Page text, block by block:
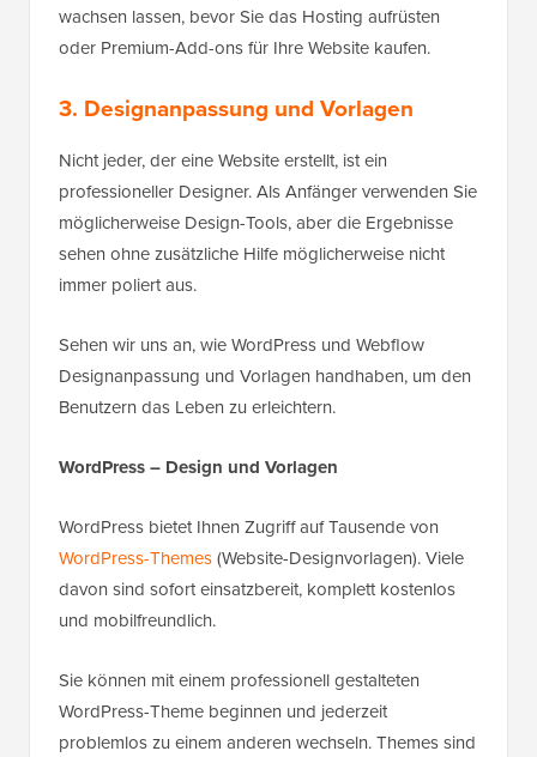
wachsen lassen, bevor Sie das Hosting aufrüsten
oder Premium-Add-ons für Ihre Website kaufen.
3. Designanpassung und Vorlagen
Nicht jeder, der eine Website erstellt, ist ein
professioneller Designer. Als Anfänger verwenden Sie
möglicherweise Design-Tools, aber die Ergebnisse
sehen ohne zusätzliche Hilfe möglicherweise nicht
immer poliert aus.
Sehen wir uns an, wie WordPress und Webflow
Designanpassung und Vorlagen handhaben, um den
Benutzern das Leben zu erleichtern.
WordPress – Design und Vorlagen
WordPress bietet Ihnen Zugriff auf Tausende von
WordPress-Themes(Website-Designvorlagen). Viele
davon sind sofort einsatzbereit, komplett kostenlos
und mobilfreundlich.
Sie können mit einem professionell gestalteten
WordPress-Theme beginnen und jederzeit
problemlos zu einem anderen wechseln. Themes sind